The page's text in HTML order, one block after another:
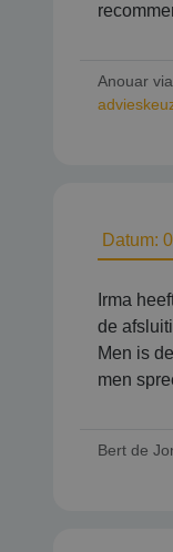
Anouar via
Datum:
Irma
de
Men is
men
Bert de